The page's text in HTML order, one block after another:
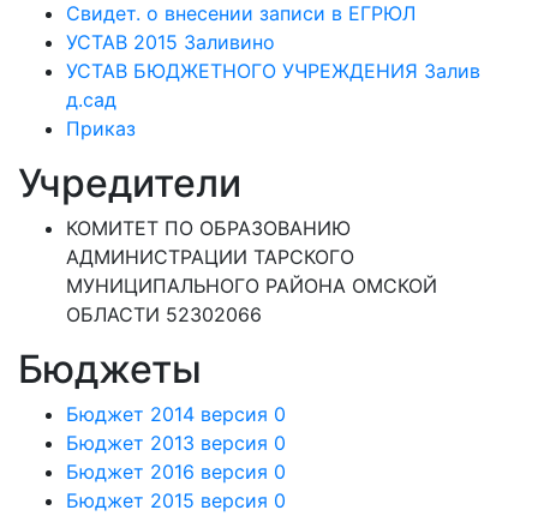
Свидет. о внесении записи в ЕГРЮЛ
УСТАВ 2015 Заливино
УСТАВ БЮДЖЕТНОГО УЧРЕЖДЕНИЯ Залив
д.сад
Приказ
Учредители
КОМИТЕТ ПО ОБРАЗОВАНИЮ
АДМИНИСТРАЦИИ ТАРСКОГО
МУНИЦИПАЛЬНОГО РАЙОНА ОМСКОЙ
ОБЛАСТИ 52302066
Бюджеты
Бюджет 2014 версия 0
Бюджет 2013 версия 0
Бюджет 2016 версия 0
Бюджет 2015 версия 0